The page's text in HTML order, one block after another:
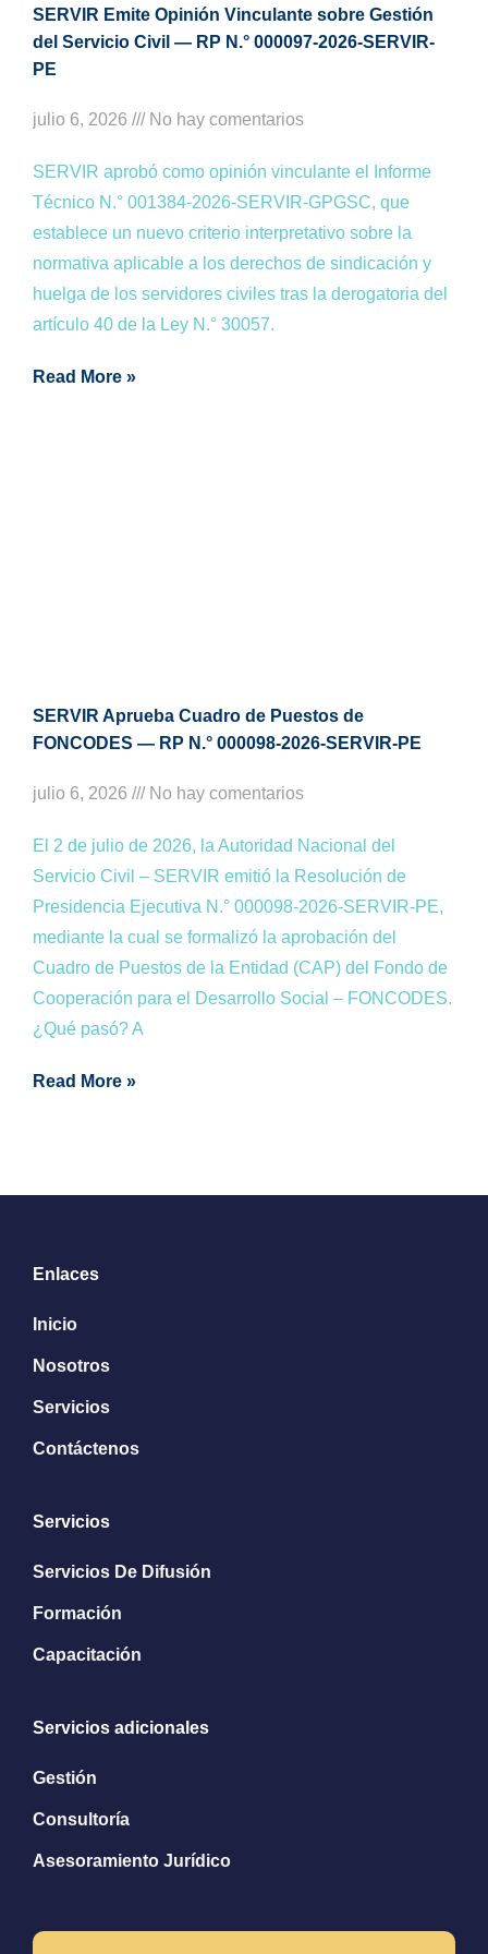
SERVIR Emite Opinión Vinculante sobre Gestión
del Servicio Civil — RP N.° 000097-2026-SERVIR-
PE
julio 6, 2026 No hay comentarios
SERVIR aprobó como opinión vinculante el Informe
Técnico N.° 001384-2026-SERVIR-GPGSC, que
establece un nuevo criterio interpretativo sobre la
normativa aplicable a los derechos de sindicación y
huelga de los servidores civiles tras la derogatoria del
artículo 40 de la Ley N.° 30057.
Read More »
SERVIR Aprueba Cuadro de Puestos de
FONCODES — RP N.° 000098-2026-SERVIR-PE
julio 6, 2026 No hay comentarios
El 2 de julio de 2026, la Autoridad Nacional del
Servicio Civil – SERVIR emitió la Resolución de
Presidencia Ejecutiva N.° 000098-2026-SERVIR-PE,
mediante la cual se formalizó la aprobación del
Cuadro de Puestos de la Entidad (CAP) del Fondo de
Cooperación para el Desarrollo Social – FONCODES.
¿Qué pasó? A
Read More »
Enlaces
Inicio
Nosotros
Servicios
Contáctenos
Servicios
Servicios De Difusión
Formación
Capacitación
Servicios adicionales
Gestión
Consultoría
Asesoramiento Jurídico